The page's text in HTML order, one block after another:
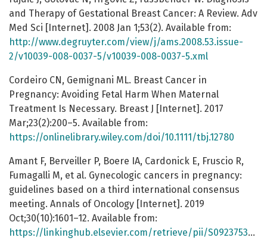
and Therapy of Gestational Breast Cancer: A Review. Adv
Med Sci [Internet]. 2008 Jan 1;53(2). Available from:
http://www.degruyter.com/view/j/ams.2008.53.issue-
2/v10039-008-0037-5/v10039-008-0037-5.xml
Cordeiro CN, Gemignani ML. Breast Cancer in
Pregnancy: Avoiding Fetal Harm When Maternal
Treatment Is Necessary. Breast J [Internet]. 2017
Mar;23(2):200–5. Available from:
https://onlinelibrary.wiley.com/doi/10.1111/tbj.12780
Amant F, Berveiller P, Boere IA, Cardonick E, Fruscio R,
Fumagalli M, et al. Gynecologic cancers in pregnancy:
guidelines based on a third international consensus
meeting. Annals of Oncology [Internet]. 2019
Oct;30(10):1601–12. Available from:
https://linkinghub.elsevier.com/retrieve/pii/S0923753419609737